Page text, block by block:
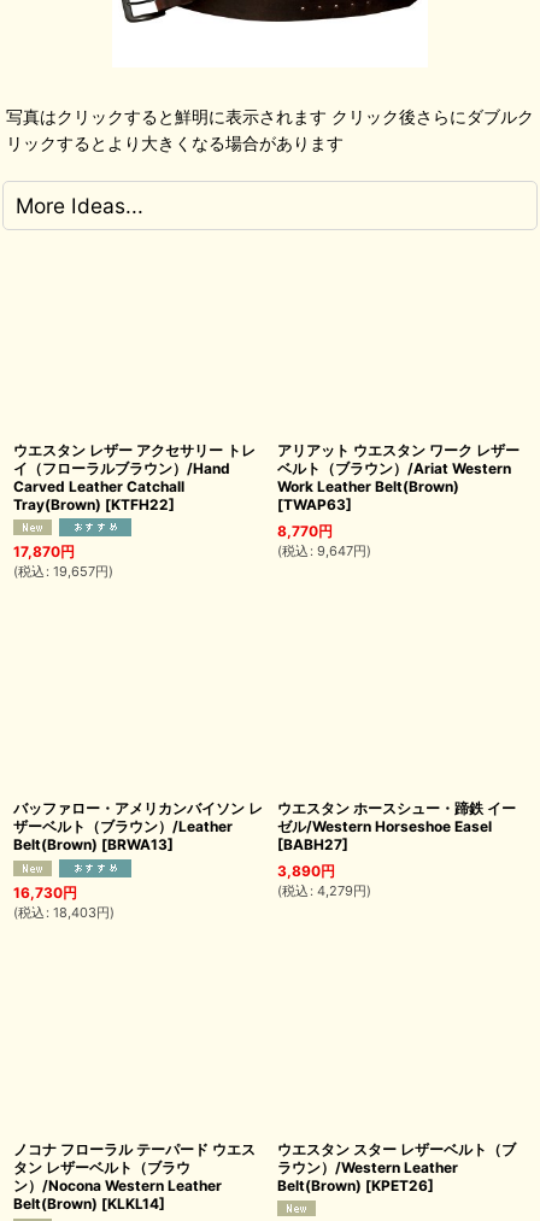
写真はクリックすると鮮明に表示されます クリック後さらにダブルク
リックするとより大きくなる場合があります
More Ideas...
ウエスタン レザー アクセサリー トレ
イ（フローラルブラウン）/Hand
Carved Leather Catchall
Tray(Brown) [KTFH22]
17,870円
(税込 : 19,657円)
アリアット ウエスタン ワーク レザー
ベルト（ブラウン）/Ariat Western
Work Leather Belt(Brown)
[TWAP63]
8,770円
(税込 : 9,647円)
バッファロー・アメリカンバイソン レ
ザーベルト（ブラウン）/Leather
Belt(Brown) [BRWA13]
16,730円
(税込 : 18,403円)
ウエスタン ホースシュー・蹄鉄 イー
ゼル/Western Horseshoe Easel
[BABH27]
3,890円
(税込 : 4,279円)
ノコナ フローラル テーパード ウエス
タン レザーベルト（ブラウ
ン）/Nocona Western Leather
Belt(Brown) [KLKL14]
ウエスタン スター レザーベルト（ブ
ラウン）/Western Leather
Belt(Brown) [KPET26]